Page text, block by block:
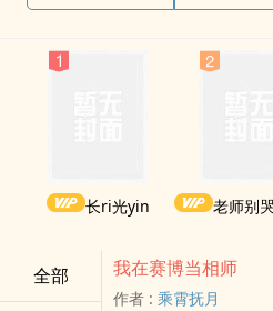
长ri光yin 老师别
全部 我在赛博当相师
作者 : 乘霄抚月